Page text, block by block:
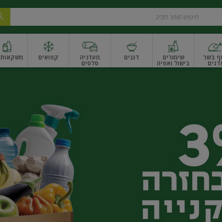
בשר
ודגים
שימורים
בישול ואפיה
דגנים מעדניה
סלטים
ונקניקים
קפואים משקאות
ואגוזיםפירות יבשים ארוזפירות יבשים בתפזורתפיצוחים, אגוזים